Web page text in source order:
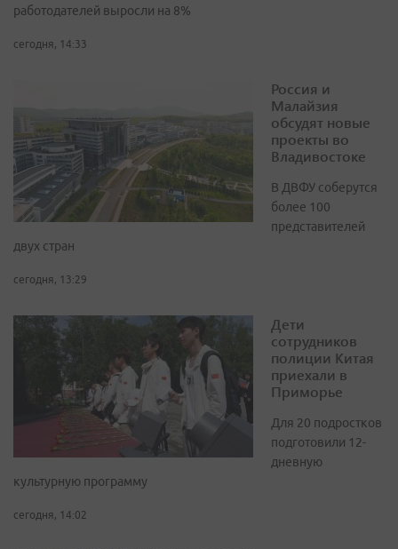
работодателей выросли на 8%
сегодня, 14:33
Россия и
Малайзия
обсудят новые
проекты во
Владивостоке
В ДВФУ соберутся
более 100
представителей
двух стран
сегодня, 13:29
Дети
сотрудников
полиции Китая
приехали в
Приморье
Для 20 подростков
подготовили 12-
дневную
культурную программу
сегодня, 14:02